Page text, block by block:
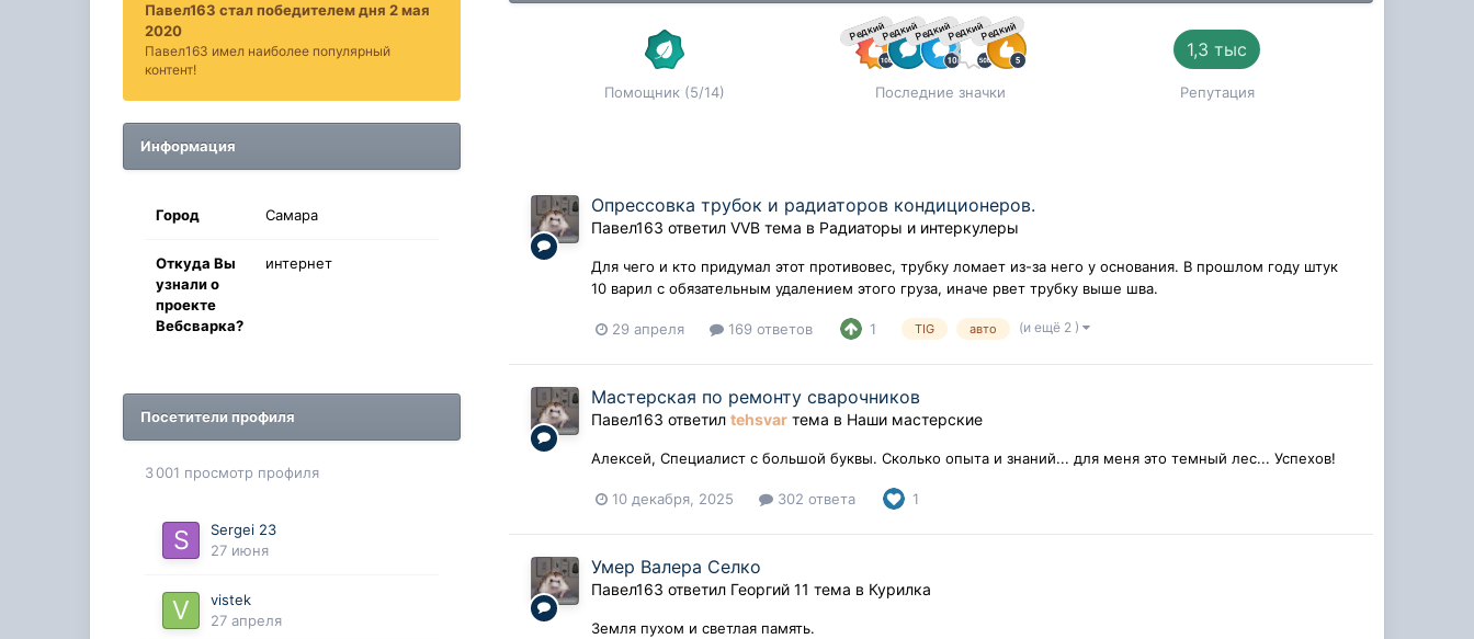
Павел163 стал победителем дня 2 мая
2020
Павел163 имел наиболее популярный
контент!
Информация
Город Самара
Oткyдa Вы
узнaли o
проекте
Вебсварка?
интернет
Посетители профиля
3 001 просмотр профиля
Sergei 23
27 июня
vistek
27 апреля
Помощник (5/14)
РедкийРедкийРедкийРедкийРедкий
Последние значки
1,3 тыс
Репутация
Опрессовка трубок и радиаторов кондиционеров.
Павел163 ответилVVB тема в Радиаторы и интеркулеры
Для чего и кто придумал этот противовес, трубку ломает из-за него у основания. В прошлом году штук
10 варил с обязательным удалением этого груза, иначе рвет трубку выше шва.
29 апреля 169 ответов 1 TIG авто (и ещё 2 )
Мастерская по ремонту сварочников
Павел163 ответилtehsvar тема в Наши мастерские
Алексей, Специалист с большой буквы. Сколько опыта и знаний... для меня это темный лес... Успехов!
10 декабря, 2025 302 ответа 1
Умер Валера Селко
Павел163 ответил Георгий 11 тема в Курилка
Земля пухом и светлая память.